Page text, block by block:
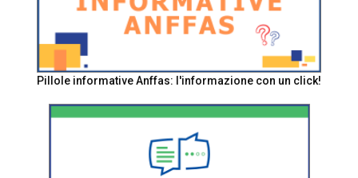
Pillole informative Anffas: l'informazione con un click!